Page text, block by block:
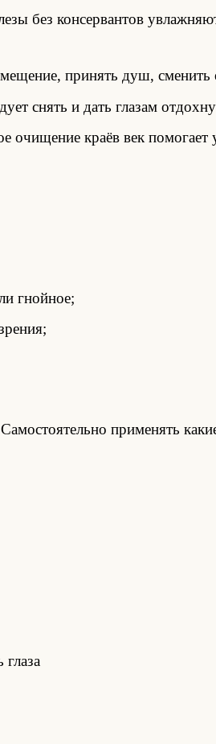
без консервантов
принять душ, сменить
снять и дать глазам
очищение краёв век
гнойное;
применять